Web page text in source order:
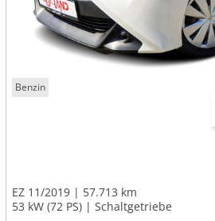
Benzin
EZ 11/2019
57.713 km
53 kW (72 PS)
Schaltgetriebe